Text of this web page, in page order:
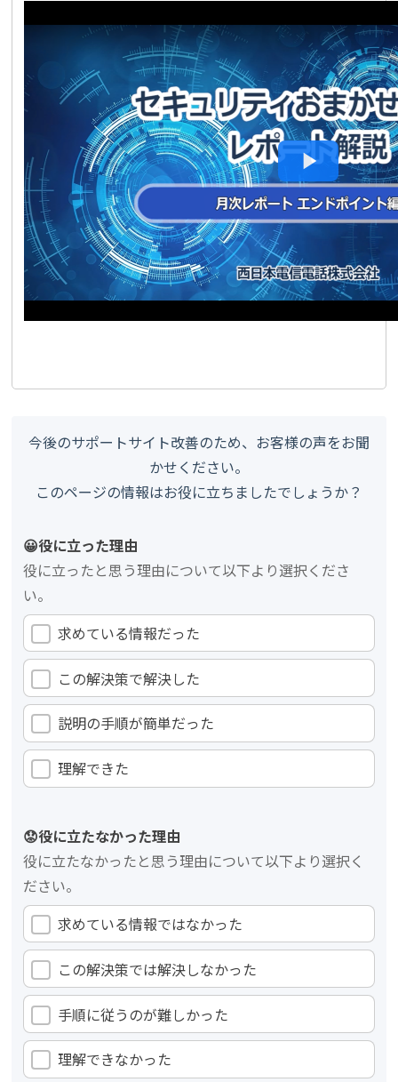
今後のサポートサイト改善のため、お客様の声をお聞
かせください。
このページの情報はお役に立ちましたでしょうか？
😀役に立った理由
役に立ったと思う理由について以下より選択くださ
い。
求めている情報だった
この解決策で解決した
説明の手順が簡単だった
理解できた
😟役に立たなかった理由
役に立たなかったと思う理由について以下より選択く
ださい。
求めている情報ではなかった
この解決策では解決しなかった
手順に従うのが難しかった
理解できなかった